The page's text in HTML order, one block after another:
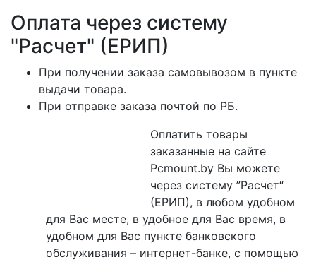
Оплата через систему
"Расчет" (ЕРИП)
При получении заказа самовывозом в пункте
выдачи товара.
При отправке заказа почтой по РБ.
Оплатить товары
заказанные на сайте
Pcmount.by Вы можете
через систему ”Расчет“
(ЕРИП), в любом удобном
для Вас месте, в удобное для Вас время, в
удобном для Вас пункте банковского
обслуживания – интернет-банке, с помощью